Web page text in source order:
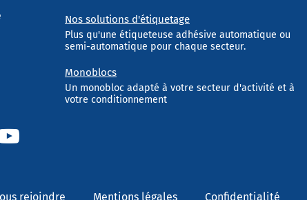
Nos solutions d'étiquetage
Plus qu'une étiqueteuse adhésive automatique ou
semi-automatique pour chaque secteur.
Monoblocs
Un monobloc adapté à votre secteur d'activité et à
votre conditionnement
rejoindre Mentions légales Confidentialité